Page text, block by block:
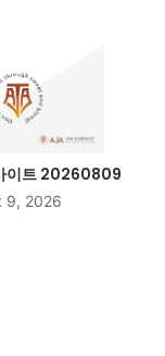
이트 20260809
9, 2026